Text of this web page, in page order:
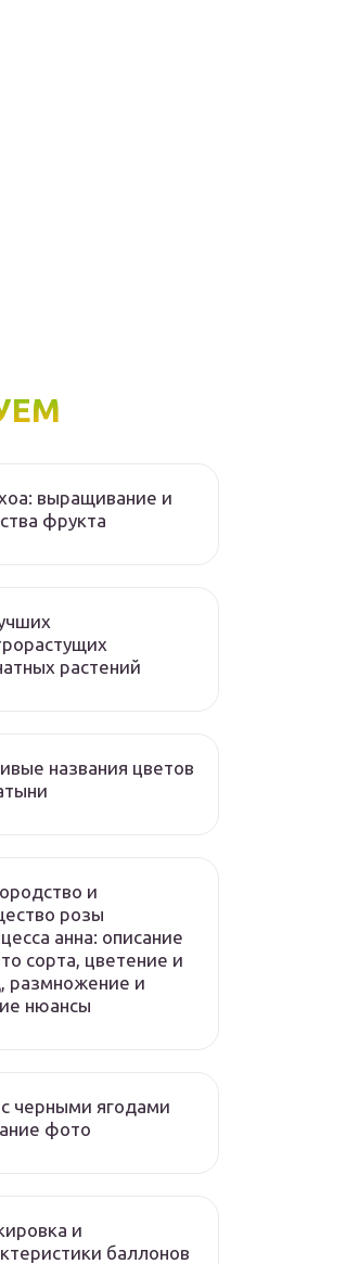
выращивание и
фрукта
растений
названия цветов
и
розы
анна: описание
сорта, цветение и
размножение и
нюансы
с черными ягодами
фото
и
баллонов